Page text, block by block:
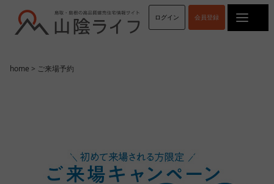
ログイン 会員登録
home > ご来場予約